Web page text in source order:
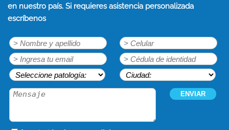
en nuestro país. Si requieres asistencia personalizada
escríbenos